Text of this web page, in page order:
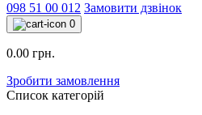
098 51 00 012 Замовити дзвінок
0
0.00 грн.
Зробити замовлення
Список категорій